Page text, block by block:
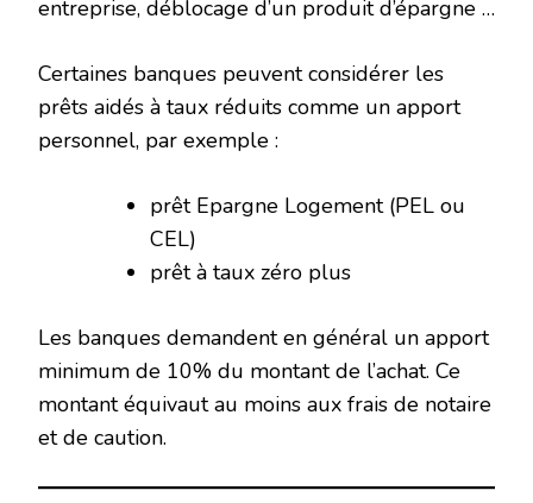
entreprise, déblocage d’un produit d’épargne …
Certaines banques peuvent considérer les
prêts aidés à taux réduits comme un apport
personnel, par exemple :
prêt Epargne Logement (PEL ou
CEL)
prêt à taux zéro plus
Les banques demandent en général un apport
minimum de 10% du montant de l’achat. Ce
montant équivaut au moins aux frais de notaire
et de caution.